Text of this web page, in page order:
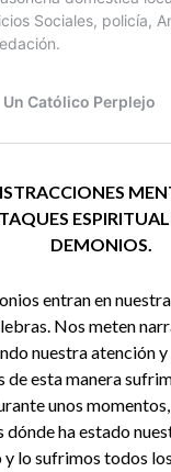
DEMONIOS.
entran en
Nos meten
nuestra atención y
de esta manera
unos
dónde ha estado
y lo sufrimos todos